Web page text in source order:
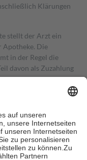
Klärungen
stellt der Arzt ein
Apotheke. Die
in der Regel die
davon als Zuzahlung
in Höhe von zehn
als die tatsächlichen
Online-Apotheken.
beträgt die
Euro je